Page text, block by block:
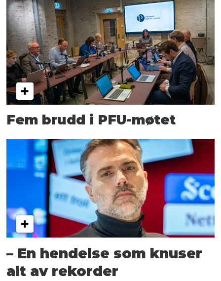
Fem brudd i PFU-møtet
– En hendelse som knuser
alt av rekorder